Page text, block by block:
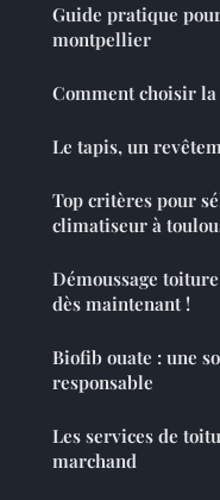
Guide pratique
montpellier
Comment choisir
Le tapis, un
Top critères pour
climatiseur à
Démoussage
dès maintenant !
Biofib ouate : une
responsable
Les services de
marchand